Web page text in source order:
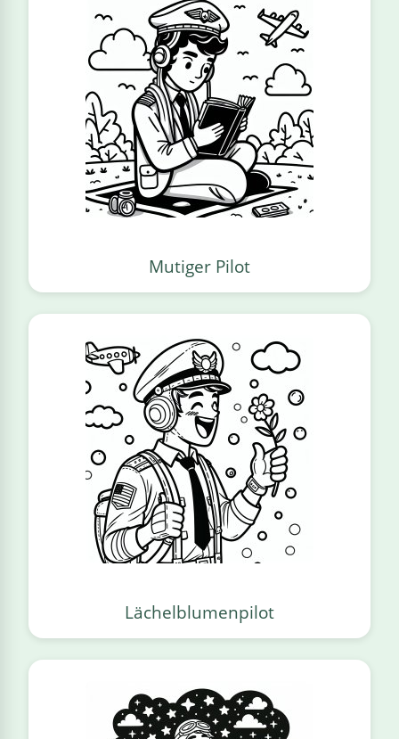
Mutiger Pilot
Lächelblumenpilot